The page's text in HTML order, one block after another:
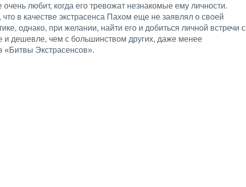
любит, когда его тревожат незнакомые ему личности.
в качестве экстрасенса Пахом еще не заявлял о своей
однако, при желании, найти его и добиться личной встречи с
и дешевле, чем с большинством других, даже менее
«Битвы Экстрасенсов».